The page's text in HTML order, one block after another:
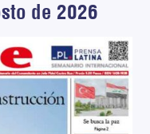
de 2026